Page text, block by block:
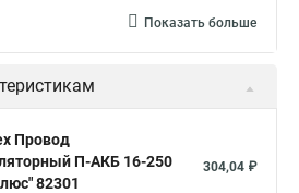
Показать больше
Провод
П-АКБ 16-250
82301
304,04 ₽